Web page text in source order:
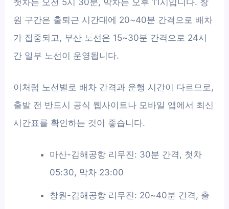
첫차는 오전 5시 30분, 막차는 오후 11시입니다. 창
원 구간은 출퇴근 시간대에 20~40분 간격으로 배차
가 집중되고, 부산 노선은 15~30분 간격으로 24시
간 일부 노선이 운영됩니다.
이처럼 노선별로 배차 간격과 운행 시간이 다르므로,
출발 전 반드시 공식 웹사이트나 모바일 앱에서 최신
시간표를 확인하는 것이 좋습니다.
마산-김해공항 리무진: 30분 간격, 첫차
05:30, 막차 23:00
창원-김해공항 리무진: 20~40분 간격, 출